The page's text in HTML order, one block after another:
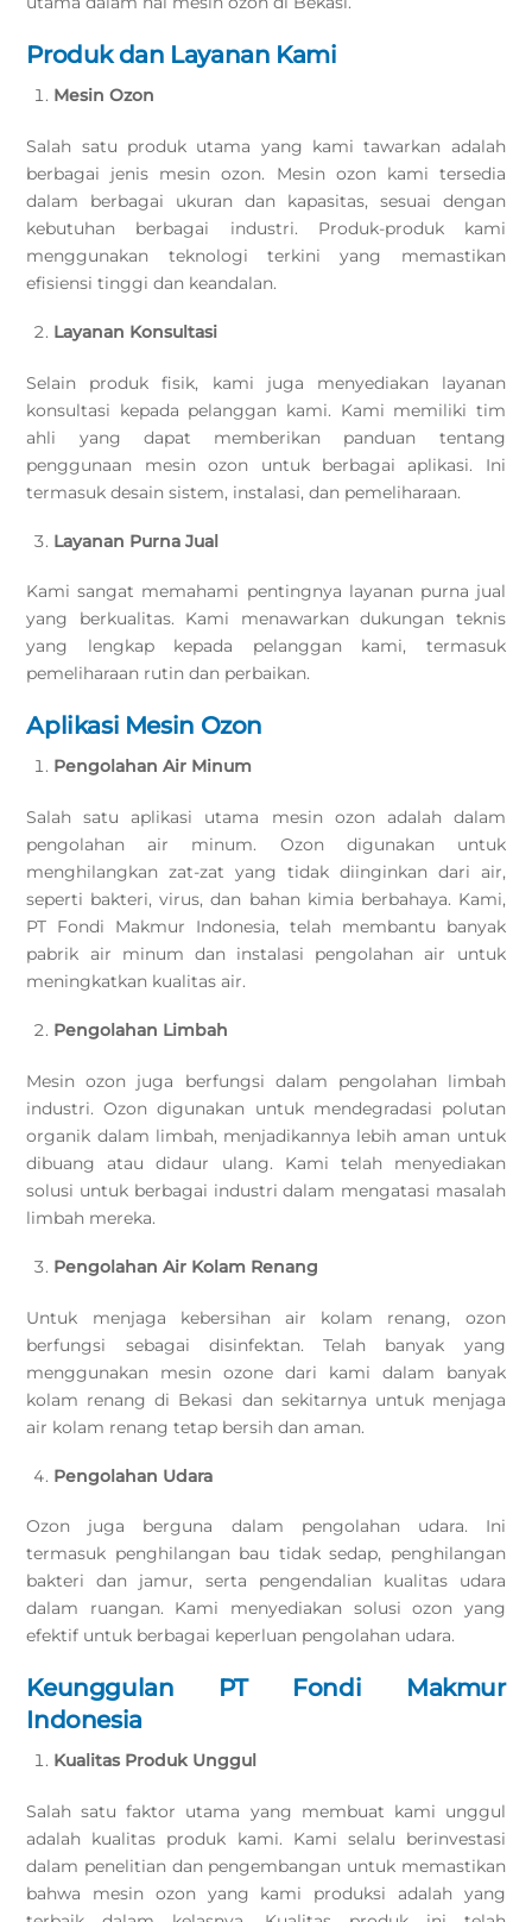
Produk dan Layanan Kami
Mesin Ozon
Salah satu produk utama yang kami tawarkan adalah
berbagai jenis mesin ozon. Mesin ozon kami tersedia
dalam berbagai ukuran dan kapasitas, sesuai dengan
kebutuhan berbagai industri. Produk-produk kami
menggunakan teknologi terkini yang memastikan
efisiensi tinggi dan keandalan.
Layanan Konsultasi
Selain produk fisik, kami juga menyediakan layanan
konsultasi kepada pelanggan kami. Kami memiliki tim
ahli yang dapat memberikan panduan tentang
penggunaan mesin ozon untuk berbagai aplikasi. Ini
termasuk desain sistem, instalasi, dan pemeliharaan.
Layanan Purna Jual
Kami sangat memahami pentingnya layanan purna jual
yang berkualitas. Kami menawarkan dukungan teknis
yang lengkap kepada pelanggan kami, termasuk
pemeliharaan rutin dan perbaikan.
Aplikasi Mesin Ozon
Pengolahan Air Minum
Salah satu aplikasi utama mesin ozon adalah dalam
pengolahan air minum. Ozon digunakan untuk
menghilangkan zat-zat yang tidak diinginkan dari air,
seperti bakteri, virus, dan bahan kimia berbahaya. Kami,
PT Fondi Makmur Indonesia, telah membantu banyak
pabrik air minum dan instalasi pengolahan air untuk
meningkatkan kualitas air.
Pengolahan Limbah
Mesin ozon juga berfungsi dalam pengolahan limbah
industri. Ozon digunakan untuk mendegradasi polutan
organik dalam limbah, menjadikannya lebih aman untuk
dibuang atau didaur ulang. Kami telah menyediakan
solusi untuk berbagai industri dalam mengatasi masalah
limbah mereka.
Pengolahan Air Kolam Renang
Untuk menjaga kebersihan air kolam renang, ozon
berfungsi sebagai disinfektan. Telah banyak yang
menggunakan mesin ozone dari kami dalam banyak
kolam renang di Bekasi dan sekitarnya untuk menjaga
air kolam renang tetap bersih dan aman.
Pengolahan Udara
Ozon juga berguna dalam pengolahan udara. Ini
termasuk penghilangan bau tidak sedap, penghilangan
bakteri dan jamur, serta pengendalian kualitas udara
dalam ruangan. Kami menyediakan solusi ozon yang
efektif untuk berbagai keperluan pengolahan udara.
Keunggulan PT Fondi Makmur
Indonesia
Kualitas Produk Unggul
Salah satu faktor utama yang membuat kami unggul
adalah kualitas produk kami. Kami selalu berinvestasi
dalam penelitian dan pengembangan untuk memastikan
bahwa mesin ozon yang kami produksi adalah yang